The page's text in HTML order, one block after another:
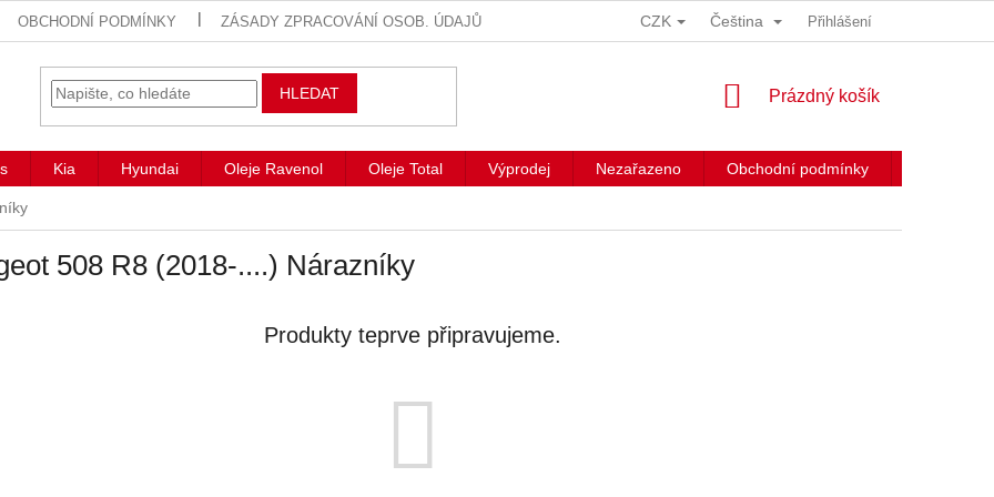
OBCHODNÍ PODMÍNKY ZÁSADY ZPRACOVÁNÍ OSOB. ÚDAJŮ CZK Čeština Přihlášení
HLEDAT
NÁKUPNÍ
Prázdný košík
Kia Hyundai Oleje Ravenol Oleje Total Výprodej Nezařazeno Obchodní podmínky
508 R8 (2018-....) Nárazníky
Produkty teprve připravujeme.